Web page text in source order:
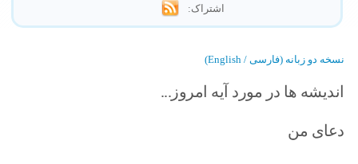
اشتراک:
نسخه دو زبانه (فارسی / English)
اندیشه ها در مورد آیه امروز...
دعای من